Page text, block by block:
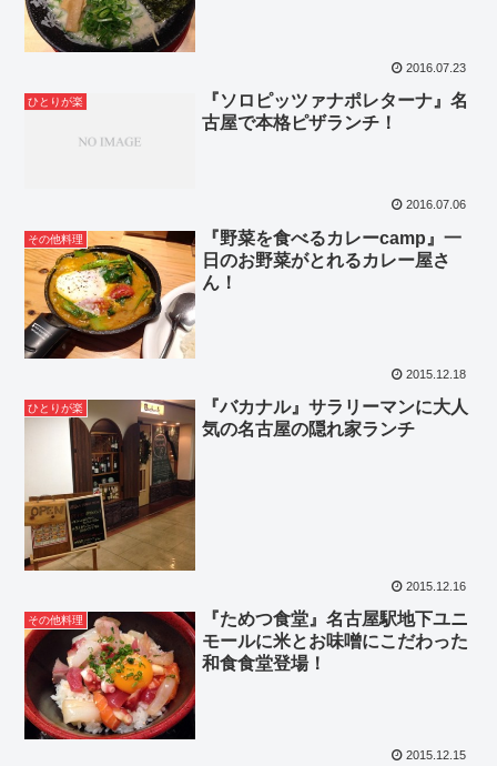
2016.07.23
ひとりが楽
『ソロピッツァナポレターナ』名
古屋で本格ピザランチ！
2016.07.06
その他料理
『野菜を食べるカレーcamp』一
日のお野菜がとれるカレー屋さ
ん！
2015.12.18
ひとりが楽
『バカナル』サラリーマンに大人
気の名古屋の隠れ家ランチ
2015.12.16
その他料理
『ためつ食堂』名古屋駅地下ユニ
モールに米とお味噌にこだわった
和食食堂登場！
2015.12.15